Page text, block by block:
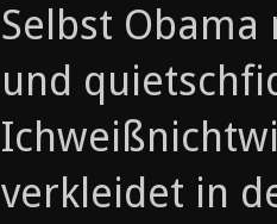
Selbst
und
verkleidet in